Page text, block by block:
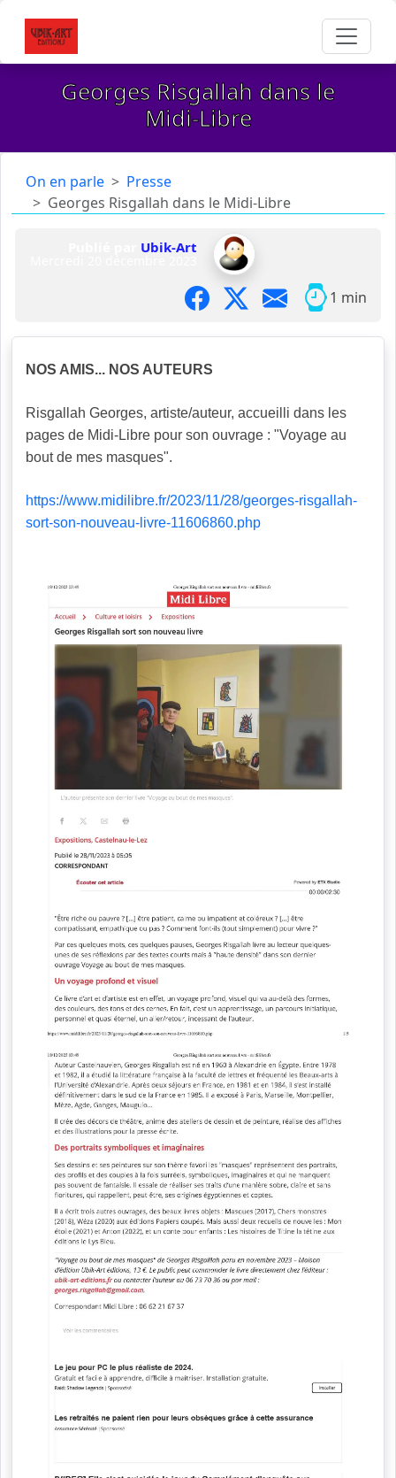
Georges Risgallah dans le
Midi-Libre
On en parle
Presse
Georges Risgallah dans le Midi-Libre
Ubik-Art
1 min
NOS AMIS... NOS AUTEURS
Risgallah Georges, artiste/auteur, accueilli dans les
pages de Midi-Libre pour son ouvrage : "Voyage au
bout de mes masques".
https://www.midilibre.fr/2023/11/28/georges-risgallah-
sort-son-nouveau-livre-11606860.php